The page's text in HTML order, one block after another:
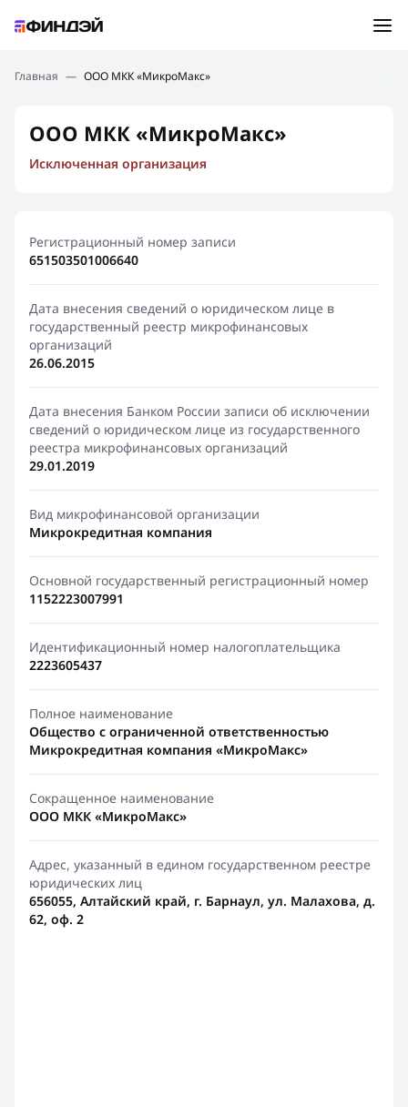
Подбор займа
Новости
Финансовое просвещение
Главная — ООО МКК «МикроМакс»
ООО МКК «МикроМакс»
Исключенная организация
Регистрационный номер записи
651503501006640
Дата внесения сведений о юридическом лице в
государственный реестр микрофинансовых
организаций
26.06.2015
Дата внесения Банком России записи об исключении
сведений о юридическом лице из государственного
реестра микрофинансовых организаций
29.01.2019
Вид микрофинансовой организации
Микрокредитная компания
Основной государственный регистрационный номер
1152223007991
Идентификационный номер налогоплательщика
2223605437
Полное наименование
Общество с ограниченной ответственностью
Микрокредитная компания «МикроМакс»
Сокращенное наименование
ООО МКК «МикроМакс»
Адрес, указанный в едином государственном реестре
юридических лиц
656055, Алтайский край, г. Барнаул, ул. Малахова, д.
62, оф. 2
Ошибка:Контактная форма не найдена.
Спасибо, что написали нам
Мы свяжемся с Вами в ближайшее время и сообщим
результат
Отправить новый запрос